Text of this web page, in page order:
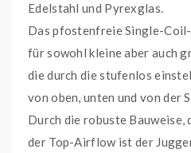
Edelstahl und Pyrexglas.
Das pfostenfreie Single-
für sowohl kleine aber auch
die durch die stufenlos
von oben, unten und von der
Durch die robuste Bauweise,
der Top-Airflow ist der